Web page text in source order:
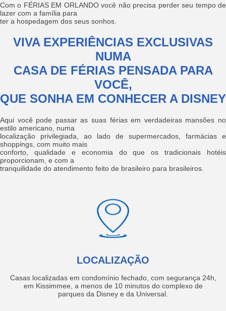
Com o FÉRIAS EM ORLANDO você não precisa perder seu tempo de
lazer com a família para
ter a hospedagem dos seus sonhos.
VIVA EXPERIÊNCIAS EXCLUSIVAS
NUMA
CASA DE FÉRIAS PENSADA PARA
VOCÊ,
QUE SONHA EM CONHECER A DISNEY
Aqui você pode passar as suas férias em verdadeiras mansões no
estilo americano, numa
localização privilegiada, ao lado de supermercados, farmácias e
shoppings, com muito mais
conforto, qualidade e economia do que os tradicionais hotéis
proporcionam, e com a
tranquilidade do atendimento feito de brasileiro para brasileiros.
LOCALIZAÇÃO
Casas localizadas em condomínio fechado, com segurança 24h,
em Kissimmee, a menos de 10 minutos do complexo de
parques da Disney e da Universal.